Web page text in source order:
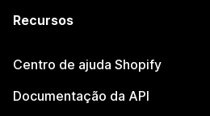
Recursos
Centro de ajuda Shopify
Documentação da API